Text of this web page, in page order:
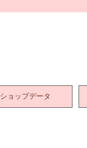
ショップデータ